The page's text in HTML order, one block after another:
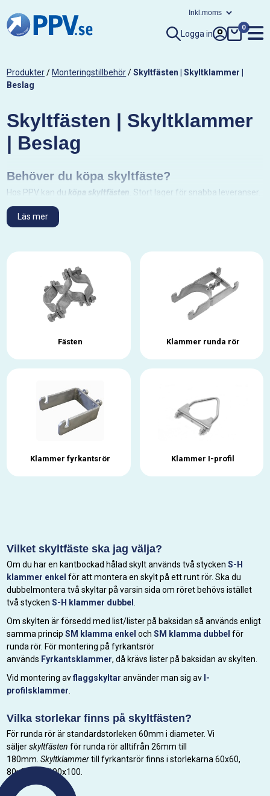
Logga in
0
Produkter/ Monteringstillbehör/Skyltfästen | Skyltklammer |
Beslag
Skyltfästen | Skyltklammer
| Beslag
Behöver du köpa skyltfäste?
Hos PPV kan du köpa skyltfästen . Stort lager för snabba leveranser.
Vi harskyltfästen
Tveka inte på att kontakta oss via mejl på ppv@ppv.se eller via
telefon på 031-99 70 90, vi hjälper dig att välja rätt produkt!
Läs mer
Fästen Klammer runda rör
Klammer fyrkantsrör Klammer I-profil
Vilket skyltfäste ska jag välja?
Om du har en kantbockad hålad skylt används två styckenS-H
klammer enkel för att montera en skylt på ett runt rör. Ska du
dubbelmontera två skyltar på varsin sida om röret behövs istället
två styckenS-H klammer dubbel
Om skylten är försedd med list/lister på baksidan så används enligt
samma principSM klamma enkel ochSM klamma dubbel för
runda rör. För montering på fyrkantsrör
används Fyrkantsklammer, då krävs lister på baksidan av skylten.
Vid montering avflaggskyltar använder man sig av I-
profilsklammer
Vilka storlekar finns på skyltfästen?
För runda rör är standardstorleken 60mm i diameter. Vi
säljerskyltfästenför runda rör alltifrån 26mm till
180mm.Skyltklammertill fyrkantsrör finns i storlekarna 60x60,
80x80 och 100x100.